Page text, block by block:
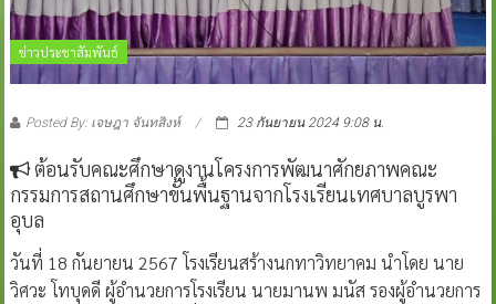
ข่าวประชาสัมพันธ์
Posted By: เจษฎา จันทสิงห์ 23 กันยายน 2024 9:08 น.
ต้อนรับคณะศึกษาดูงานโครงการพัฒนาศักยภาพคณะ
กรรมการสถานศึกษาขั้นพื้นฐานจากโรงเรียนเทศบาลบูรพา
อุบล
วันที่ 18 กันยายน 2567 โรงเรียนสร้างนกทาวิทยาคม นำโดย นาย
วิศวะ โทบุดดี ผู้อำนวยการโรงเรียน นายมานพ มนัส รองผู้อำนวยการ